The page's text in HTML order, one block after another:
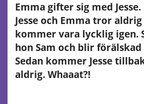
Emma gifter sig med
Jesse och Emma tror
kommer vara lycklig igen.
hon Sam och blir
Sedan kommer Jesse
aldrig. Whaaat?!